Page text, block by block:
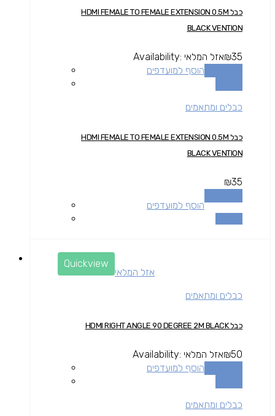
כבל HDMI FEMALE TO FEMALE EXTENSION 0.5M
BLACK VENTION
₪35
Availability: אזל המלאי
הוסף למועדפים
כבלים ומתאמים
כבל HDMI FEMALE TO FEMALE EXTENSION 0.5M
BLACK VENTION
₪35
הוסף למועדפים
Quickview
אזל המלאי
כבלים ומתאמים
כבל HDMI RIGHT ANGLE 90 DEGREE 2M BLACK
₪50
Availability: אזל המלאי
הוסף למועדפים
כבלים ומתאמים